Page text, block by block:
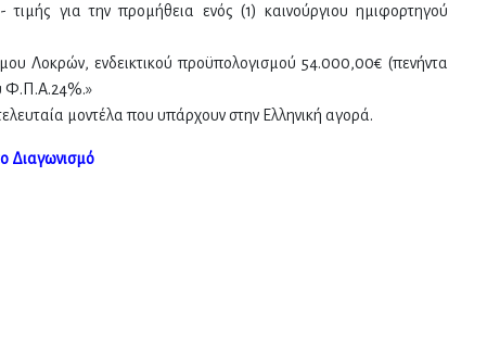
για την προμήθεια ενός (1) καινούργιου ημιφορτηγού
Λοκρών, ενδεικτικού προϋπολογισμού 54.000,00€ (πενήντα
Φ.Π.Α.24%.»
μοντέλα που υπάρχουν στην Ελληνική αγορά.
Διαγωνισμό